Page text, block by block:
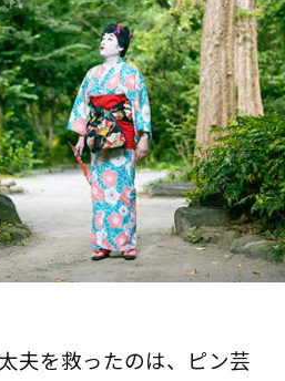
夫を救ったのは、ピン芸